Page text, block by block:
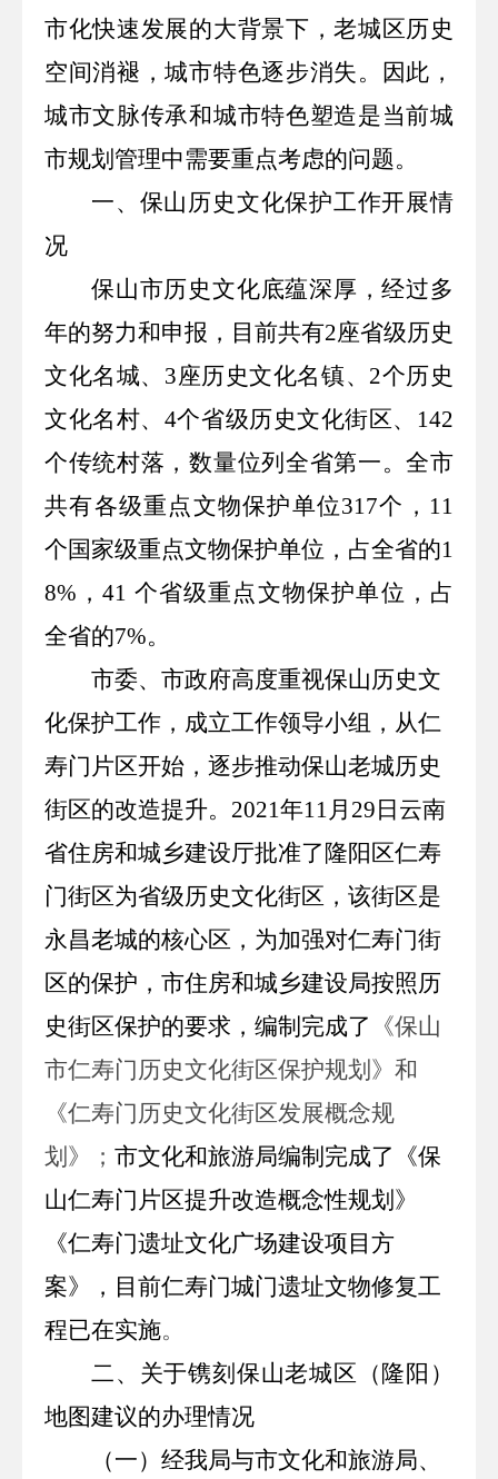
市化快速发展的大背景下，老城区历史
空间消褪，城市特色逐步消失。
因此，
城市文脉传承和城市特色塑造是当前城
市规划管理中需要重点考虑的问题。
一、保山历史文化保护工作开展情
况
保山市历史文化底蕴深厚，经过多
年的努力和申报，目前共有2座省级历史
文化名城、 3座历史文化名镇、 2个历史
文化名村、 4个省级历史文化街区、 142
个传统村落，数量位列全省第一。全市
共有各级重点文物保护单位317个， 11
个国家级重点文物保护单位，占全省的1
8% ，41 个省级重点文物保护单位，占
全省的7%。
市委、市政府高度重视保山历史文
化保护工作，成立工作领导小组，从仁
寿门片区开始，逐步推动保山老城历史
街区的改造提升。 2021年11月 29 日云南
省住房和城乡建设厅批准了隆阳区仁寿
门街区为省级历史文化街区，该街区是
永昌老城的核心区，为加强对仁寿门街
区的保护， 市住房和城乡建设局按照历
史街区保护的要求，编制完成了
《保山
市仁寿门历史文化街区保护规划》和
《仁寿门历史文化街区发展概念规
划》； 市文化和旅游局编制完成了《保
山仁寿门片区提升改造概念性规划》
《仁寿门遗址文化广场建设项目方
案》，目前仁寿门城门遗址文物修复工
程已在实施。
二、关于镌刻保山老城区（隆阳）
地图建议的办理情况
（一）经我局与市文化和旅游局、